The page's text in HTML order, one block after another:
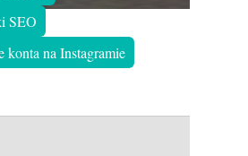
SEO
konta na Instagramie